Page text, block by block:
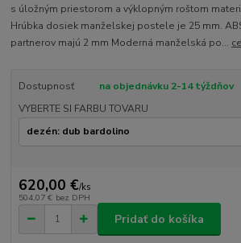
s úložným priestorom a výklopným roštom
Hrúbka dosiek manželskej postele je 25 mm.
partnerov majú 2 mm Moderná manželská po...
Dostupnosť
na objednávku 2-14 týždňov
VYBERTE SI FARBU TOVARU
620,00 €/ks
504,07 € bez DPH
Pridať do košíka